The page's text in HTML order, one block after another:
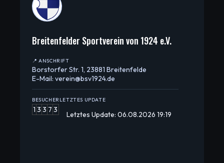
Breitenfelder Sportverein von 1924 e.V.
📍 ANSCHRIFT
Borstorfer Str. 1, 23881 Breitenfelde
E-Mail: verein@bsv1924.de
BESUCHER
1 3 3 7 3
LETZTES UPDATE
Letztes Update: 06.08.2026 19:19